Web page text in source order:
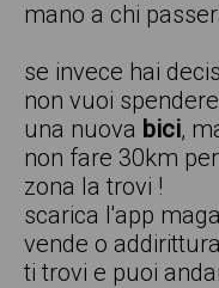
mano a chi
se invece hai
non vuoi
una nuova bici,
non fare 30km
zona la trovi !
scarica l'app
vende o
ti trovi e puoi